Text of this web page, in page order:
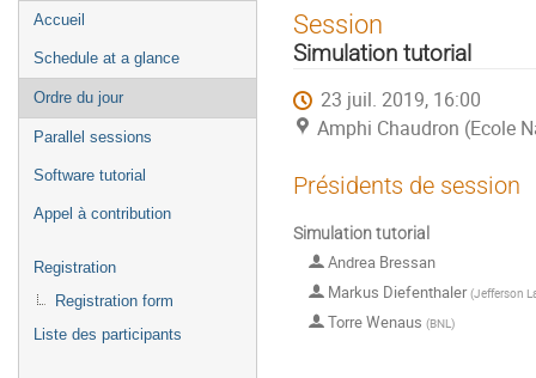
Menu
de
l'événement
Accueil
Schedule at a glance
Ordre du jour
Parallel sessions
Software tutorial
Appel à contribution
Registration
Registration form
Liste des participants
Session
Simulation tutorial
23 juil. 2019, 16:00
Amphi Chaudron (Ecole
Présidents de session
Simulation tutorial
Andrea Bressan
Markus Diefenthaler(Jefferson
Torre Wenaus (BNL)